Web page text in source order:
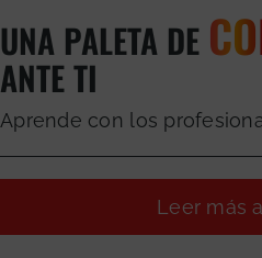
UNA PALETA DE
ANTE TI
Aprende con los
Leer más